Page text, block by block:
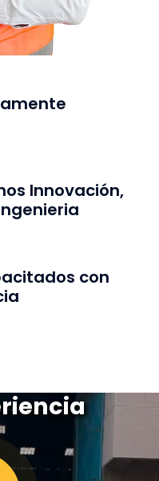
Innovación,
con